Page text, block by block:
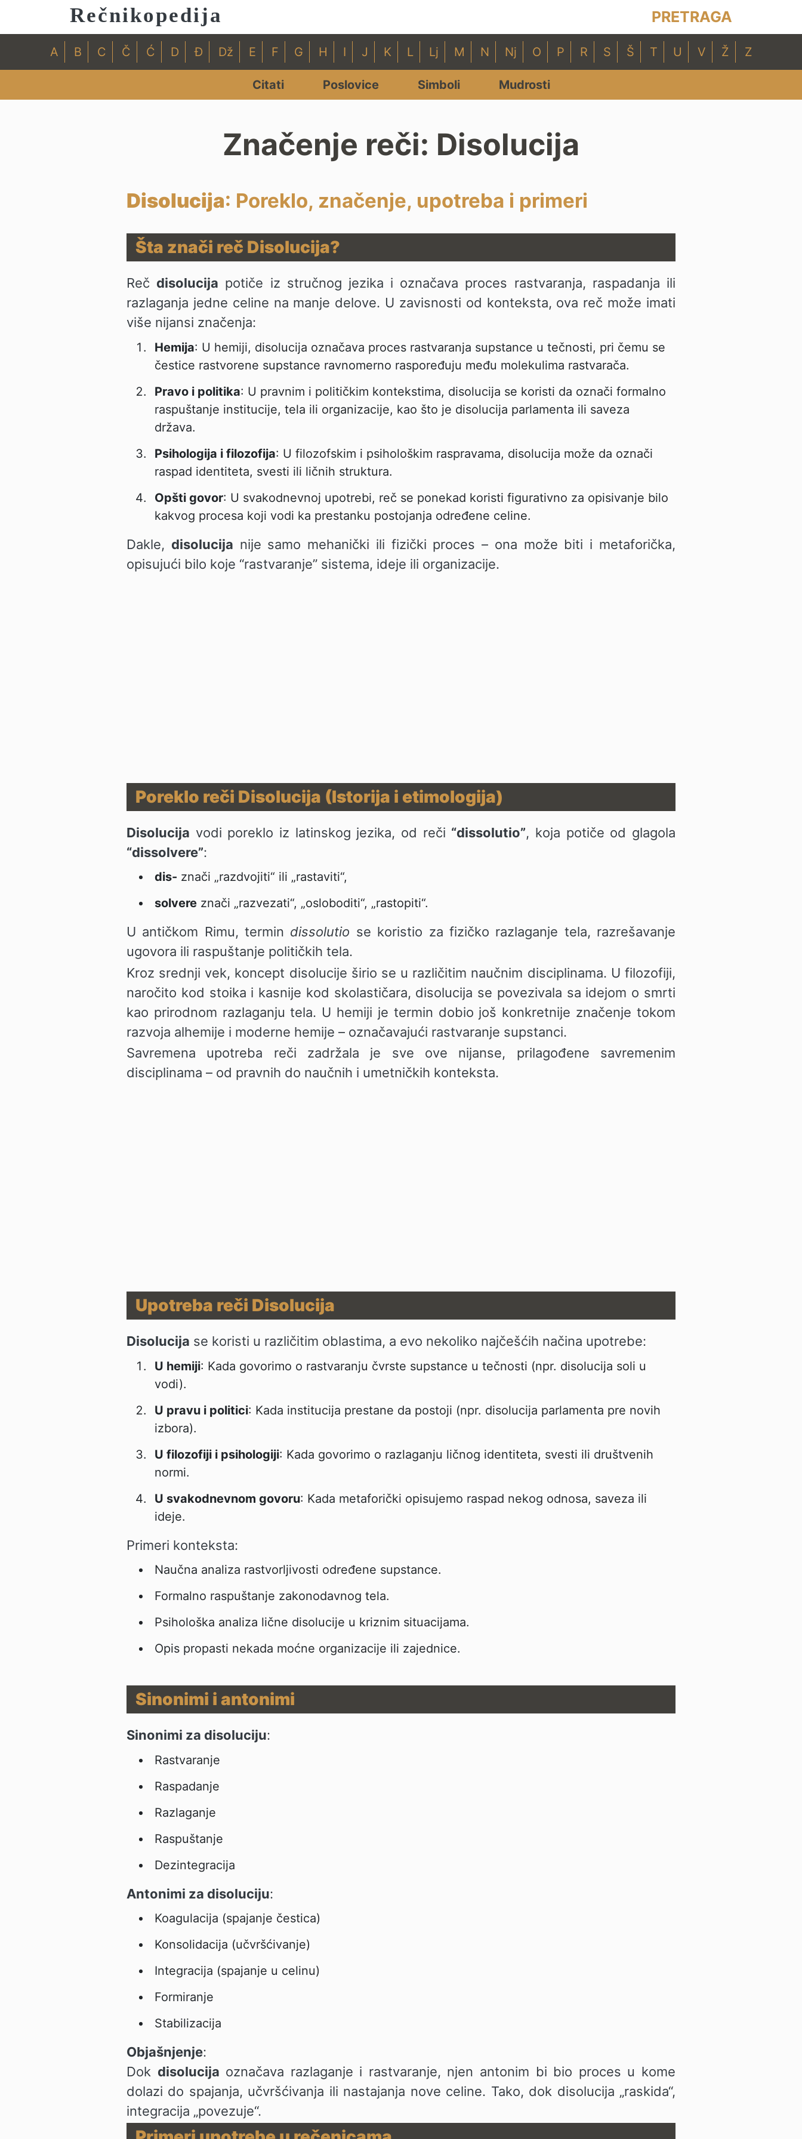
Rečnikopedija PRETRAGA
A B C Č Ć D Đ Dž E F G H I J K L Lj M N Nj O P R S Š T U V Ž Z
Citati Poslovice Simboli Mudrosti
Značenje reči: Disolucija
Disolucija: Poreklo, značenje, upotreba i primeri
Šta znači reč Disolucija?
Reč disolucija potiče iz stručnog jezika i označava proces rastvaranja, raspadanja ili
razlaganja jedne celine na manje delove. U zavisnosti od konteksta, ova reč može imati
više nijansi značenja:
Hemija: U hemiji, disolucija označava proces rastvaranja supstance u tečnosti, pri čemu se
čestice rastvorene supstance ravnomerno raspoređuju među molekulima rastvarača.
Pravo i politika: U pravnim i političkim kontekstima, disolucija se koristi da označi formalno
raspuštanje institucije, tela ili organizacije, kao što je disolucija parlamenta ili saveza
država.
Psihologija i filozofija: U filozofskim i psihološkim raspravama, disolucija može da označi
raspad identiteta, svesti ili ličnih struktura.
Opšti govor: U svakodnevnoj upotrebi, reč se ponekad koristi figurativno za opisivanje bilo
kakvog procesa koji vodi ka prestanku postojanja određene celine.
Dakle, disolucija nije samo mehanički ili fizički proces – ona može biti i metaforička,
opisujući bilo koje “rastvaranje” sistema, ideje ili organizacije.
Poreklo reči Disolucija (Istorija i etimologija)
Disolucija vodi poreklo iz latinskog jezika, od reči “dissolutio”, koja potiče od glagola
“dissolvere”:
dis- znači „razdvojiti“ ili „rastaviti“,
solvereznači „razvezati“, „osloboditi“, „rastopiti“.
U antičkom Rimu, termin dissolutio se koristio za fizičko razlaganje tela, razrešavanje
ugovora ili raspuštanje političkih tela.
Kroz srednji vek, koncept disolucije širio se u različitim naučnim disciplinama. U filozofiji,
naročito kod stoika i kasnije kod skolastičara, disolucija se povezivala sa idejom o smrti
kao prirodnom razlaganju tela. U hemiji je termin dobio još konkretnije značenje tokom
razvoja alhemije i moderne hemije – označavajući rastvaranje supstanci.
Savremena upotreba reči zadržala je sve ove nijanse, prilagođene savremenim
disciplinama – od pravnih do naučnih i umetničkih konteksta.
Upotreba reči Disolucija
Disolucija se koristi u različitim oblastima, a evo nekoliko najčešćih načina upotrebe:
U hemiji: Kada govorimo o rastvaranju čvrste supstance u tečnosti (npr. disolucija soli u
vodi).
U pravu i politici: Kada institucija prestane da postoji (npr. disolucija parlamenta pre novih
izbora).
U filozofiji i psihologiji: Kada govorimo o razlaganju ličnog identiteta, svesti ili društvenih
normi.
U svakodnevnom govoru: Kada metaforički opisujemo raspad nekog odnosa, saveza ili
ideje.
Primeri konteksta:
Naučna analiza rastvorljivosti određene supstance.
Formalno raspuštanje zakonodavnog tela.
Psihološka analiza lične disolucije u kriznim situacijama.
Opis propasti nekada moćne organizacije ili zajednice.
Sinonimi i antonimi
Sinonimi za disoluciju:
Rastvaranje
Raspadanje
Razlaganje
Raspuštanje
Dezintegracija
Antonimi za disoluciju:
Koagulacija (spajanje čestica)
Konsolidacija (učvršćivanje)
Integracija (spajanje u celinu)
Formiranje
Stabilizacija
Objašnjenje:
Dok disolucija označava razlaganje i rastvaranje, njen antonim bi bio proces u kome
dolazi do spajanja, učvršćivanja ili nastajanja nove celine. Tako, dok disolucija „raskida“,
integracija „povezuje“.